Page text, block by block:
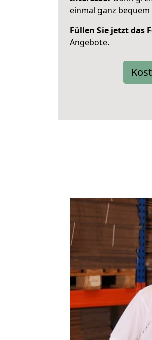
einmal ganz
Füllen Sie jetzt das
Angebote.